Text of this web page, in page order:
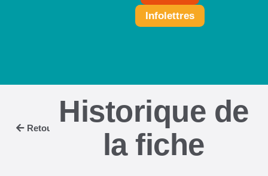
Infolettres
Retour
Historique de
la fiche